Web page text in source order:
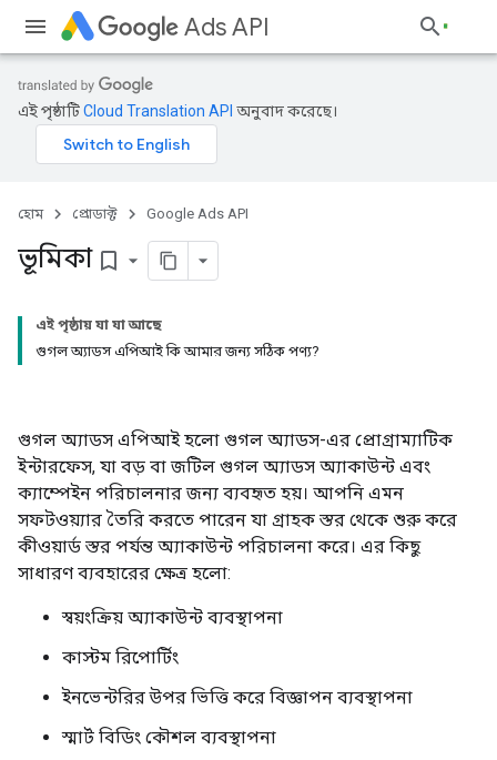
Ads API
এই পৃষ্ঠাটিCloud Translation API অনুবাদ করেছে।
হোম প্রোডাক্ট Google Ads API
ভূমিকা bookmark_border
এই পৃষ্ঠায় যা যা আছে
গুগল অ্যাডস এপিআই কি আমার জন্য সঠিক পণ্য?
গুগল অ্যাডস এপিআই হলো গুগল অ্যাডস-এর প্রোগ্রাম্যাটিক
ইন্টারফেস, যা বড় বা জটিল গুগল অ্যাডস অ্যাকাউন্ট এবং
ক্যাম্পেইন পরিচালনার জন্য ব্যবহৃত হয়। আপনি এমন
সফটওয়্যার তৈরি করতে পারেন যা গ্রাহক স্তর থেকে শুরু করে
কীওয়ার্ড স্তর পর্যন্ত অ্যাকাউন্ট পরিচালনা করে। এর কিছু
সাধারণ ব্যবহারের ক্ষেত্র হলো:
স্বয়ংক্রিয় অ্যাকাউন্ট ব্যবস্থাপনা
কাস্টম রিপোর্টিং
ইনভেন্টরির উপর ভিত্তি করে বিজ্ঞাপন ব্যবস্থাপনা
স্মার্ট বিডিং কৌশল ব্যবস্থাপনা